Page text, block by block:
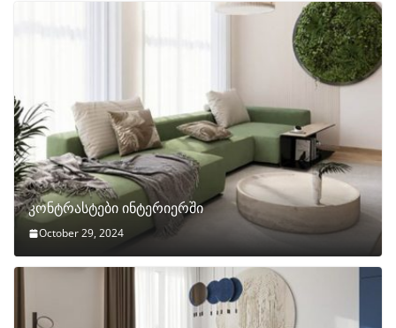
კონტრასტები ინტერიერში
October 29, 2024